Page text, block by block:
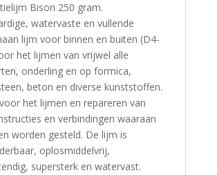
Bison 250 gram.
watervaste en vullende
lijm voor binnen en buiten (D4-
het lijmen van vrijwel alle
onderling en op formica,
beton en diverse kunststoffen.
het lijmen en repareren van
en verbindingen waaraan
worden gesteld. De lijm is
oplosmiddelvrij,
supersterk en watervast.